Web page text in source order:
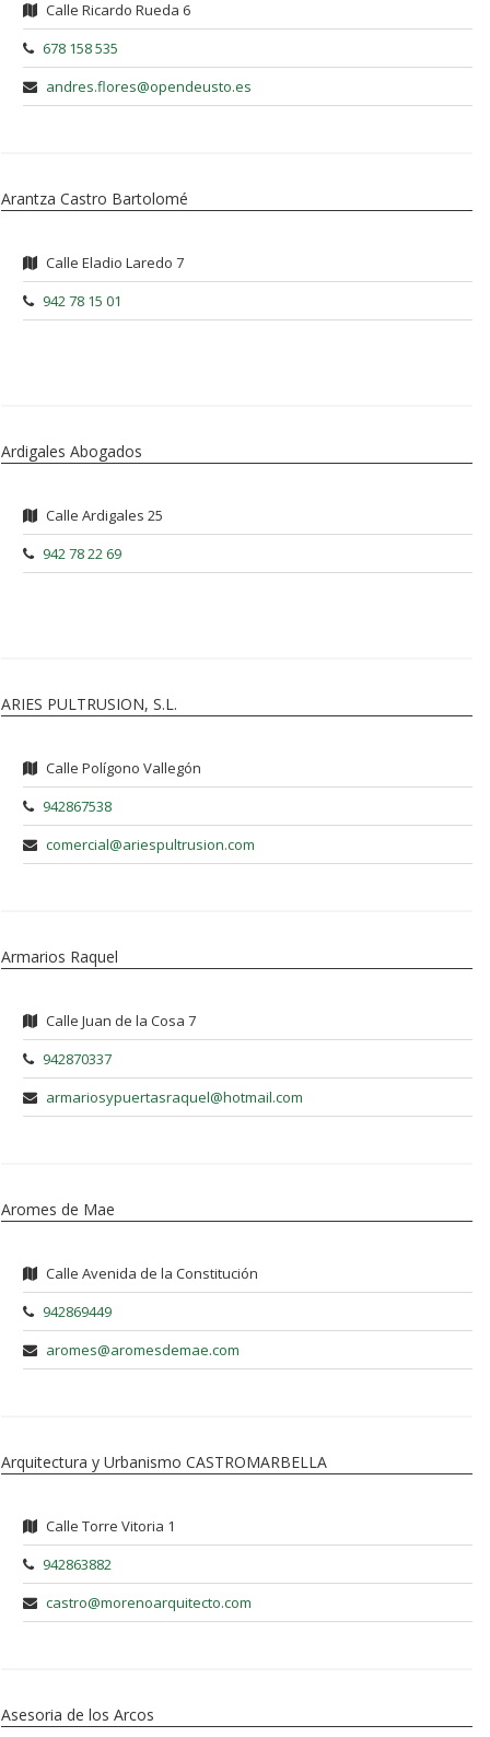
Calle Ricardo Rueda 6
678 158 535
andres.flores@opendeusto.es
Arantza Castro Bartolomé
Calle Eladio Laredo 7
942 78 15 01
Ardigales Abogados
Calle Ardigales 25
942 78 22 69
ARIES PULTRUSION, S.L.
Calle Polígono Vallegón
942867538
comercial@ariespultrusion.com
Armarios Raquel
Calle Juan de la Cosa 7
942870337
armariosypuertasraquel@hotmail.com
Aromes de Mae
Calle Avenida de la Constitución
942869449
aromes@aromesdemae.com
Arquitectura y Urbanismo CASTROMARBELLA
Calle Torre Vitoria 1
942863882
castro@morenoarquitecto.com
Asesoria de los Arcos